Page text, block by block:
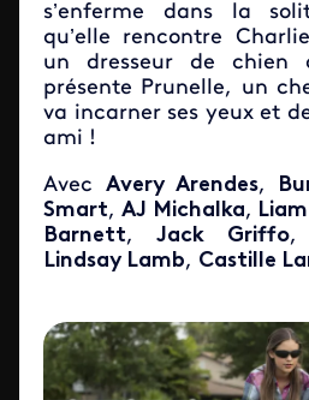
s’enferme dans la
qu’elle rencontre
un dresseur de chien
présente Prunelle, un
va incarner ses yeux et
ami !
Avec Avery Arendes,
Smart, AJ Michalka,
Barnett, Jack Griffo,
Lindsay Lamb, Castille